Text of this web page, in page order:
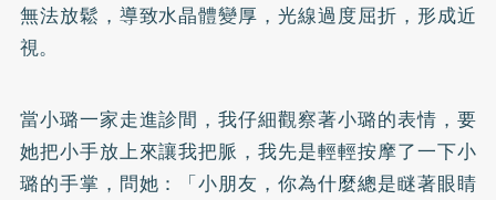
無法放鬆，導致水晶體變厚，光線過度屈折，形成近
視。
當小璐一家走進診間，我仔細觀察著小璐的表情，要
她把小手放上來讓我把脈，我先是輕輕按摩了一下小
璐的手掌，問她：「小朋友，你為什麼總是瞇著眼睛